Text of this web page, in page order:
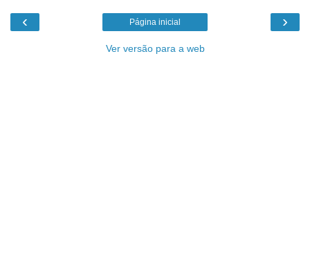
‹ ›
Página inicial
Ver versão para a web